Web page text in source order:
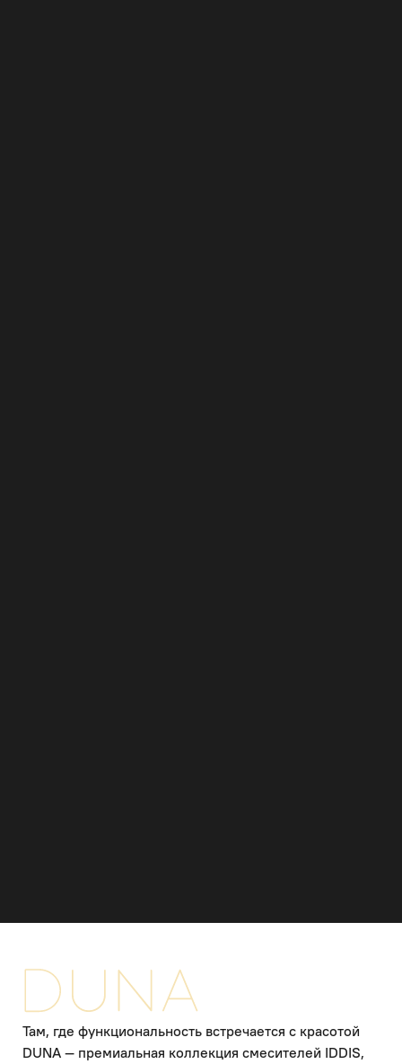
Там, где функциональность встречается с красотой
DUNA — премиальная коллекция смесителей IDDIS,